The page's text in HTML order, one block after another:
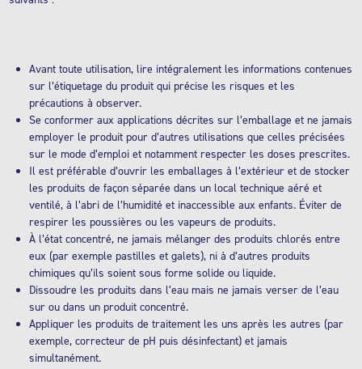
Avant toute utilisation, lire intégralement les informations contenues
sur l’étiquetage du produit qui précise les risques et les
précautions à observer.
Se conformer aux applications décrites sur l’emballage et ne jamais
employer le produit pour d’autres utilisations que celles précisées
sur le mode d’emploi et notamment respecter les doses prescrites.
Il est préférable d’ouvrir les emballages à l’extérieur et de stocker
les produits de façon séparée dans un local technique aéré et
ventilé, à l’abri de l’humidité et inaccessible aux enfants. Éviter de
respirer les poussières ou les vapeurs de produits.
À l’état concentré, ne jamais mélanger des produits chlorés entre
eux (par exemple pastilles et galets), ni à d’autres produits
chimiques qu’ils soient sous forme solide ou liquide.
Dissoudre les produits dans l’eau mais ne jamais verser de l’eau
sur ou dans un produit concentré.
Appliquer les produits de traitement les uns après les autres (par
exemple, correcteur de pH puis désinfectant) et jamais
simultanément.